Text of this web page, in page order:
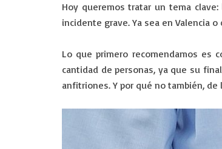
Hoy queremos tratar un tema clave:
incidente grave. Ya sea en Valencia
Lo que primero recomendamos es
cantidad de personas, ya que su
anfitriones. Y por qué no también,